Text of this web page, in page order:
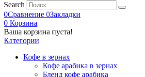
Search
0Сравнение 0Закладки
0 Корзина
Ваша корзина пуста!
Категории
Кофе в зернах
Кофе арабика в зернах
Бленд кофе арабика